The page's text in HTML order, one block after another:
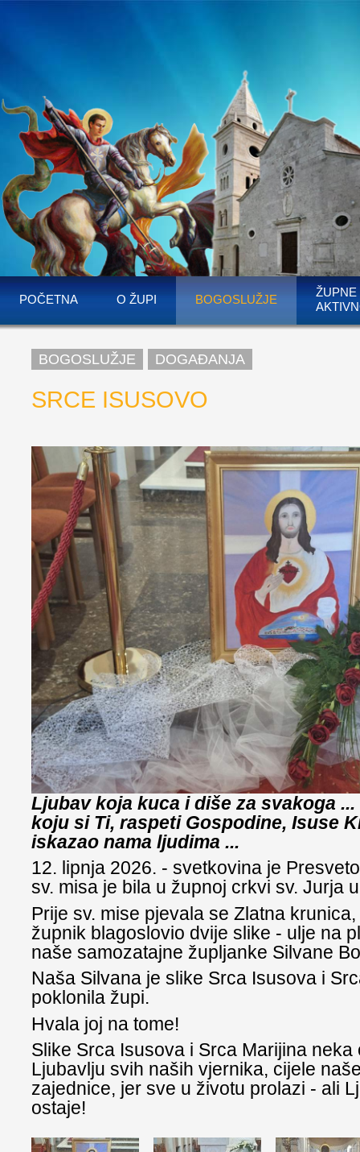
POČETNA O ŽUPI BOGOSLUŽJE
ŽUPNE
BOGOSLUŽJE DOGAĐANJA
SRCE ISUSOVO
Ljubav koja kuca i diše za svakoga
koju si Ti, raspeti Gospodine, Isuse
iskazao nama ljudima ...
12. lipnja 2026. - svetkovina je
sv. misa je bila u župnoj crkvi sv. Jurja
Prije sv. mise pjevala se Zlatna
župnik blagoslovio dvije slike - ulje na
naše samozatajne župljanke Silvane
Naša Silvana je slike Srca Isusova i
poklonila župi.
Hvala joj na tome!
Slike Srca Isusova i Srca Marijina neka
Ljubavlju svih naših vjernika, cijele
zajednice, jer sve u životu prolazi - ali
ostaje!